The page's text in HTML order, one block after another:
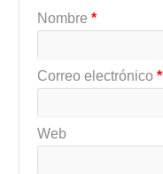
Nombre*
Correo electrónico*
Web